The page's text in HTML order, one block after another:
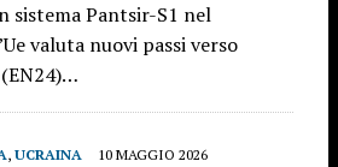
Pantsir-S1 nel
valuta nuovi passi verso
, UCRAINA 10 MAGGIO 2026